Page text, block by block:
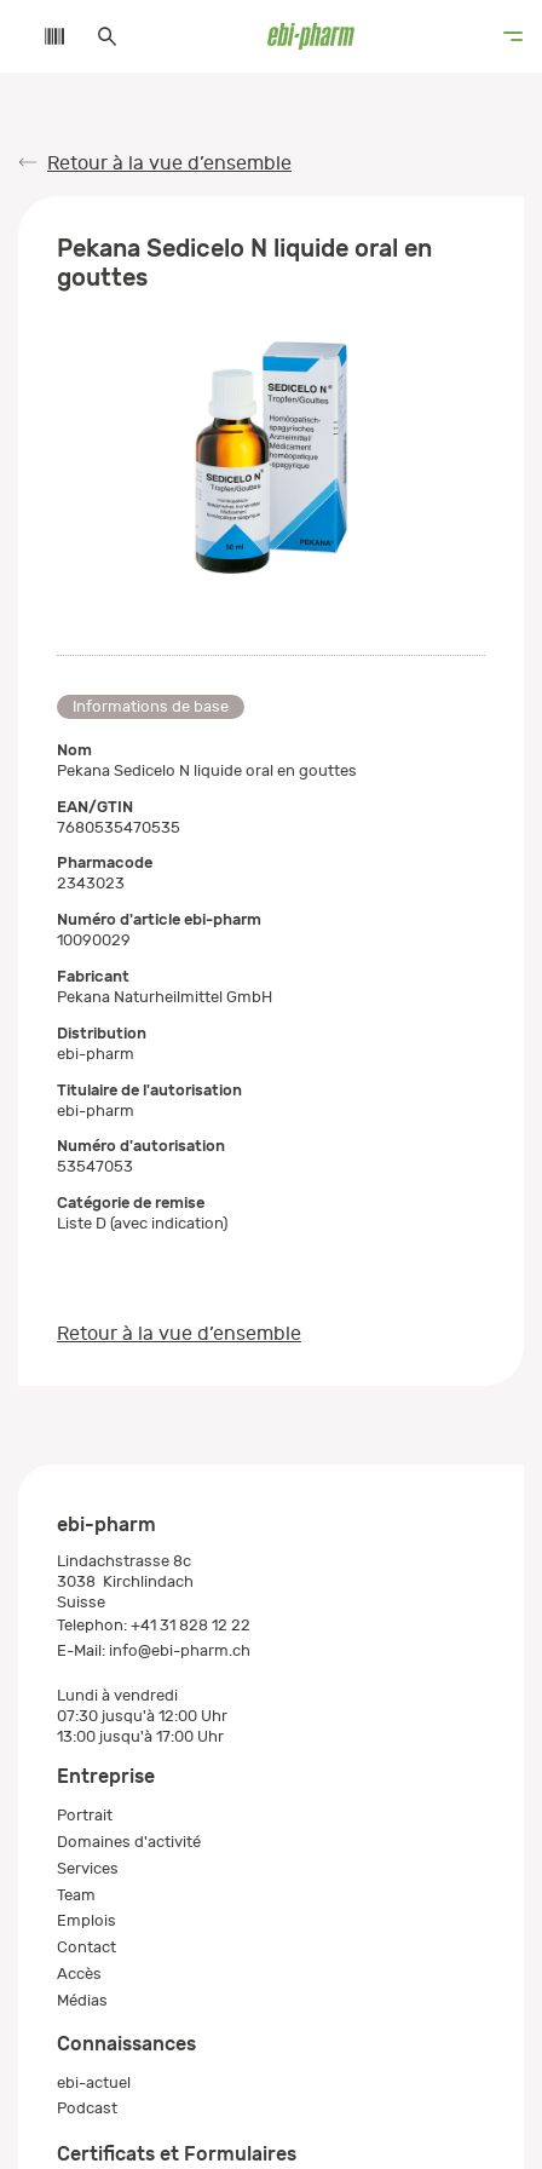
Retour à la vue d’ensemble
Pekana Sedicelo N liquide oral en
gouttes
Informations de base
Nom
Pekana Sedicelo N liquide oral en gouttes
EAN/GTIN
7680535470535
Pharmacode
2343023
Numéro d'article ebi-pharm
10090029
Fabricant
Pekana Naturheilmittel GmbH
Distribution
ebi-pharm
Titulaire de l'autorisation
ebi-pharm
Numéro d'autorisation
53547053
Catégorie de remise
Liste D (avec indication)
Retour à la vue d’ensemble
ebi-pharm
Lindachstrasse 8c
3038 Kirchlindach
Suisse
Telephon: +41 31 828 12 22
E-Mail: info@ebi-pharm.ch
Lundi à vendredi
07:30 jusqu'à 12:00 Uhr
13:00 jusqu'à 17:00 Uhr
Entreprise
Portrait
Domaines d'activité
Services
Team
Emplois
Contact
Accès
Médias
Connaissances
ebi-actuel
Podcast
Certificats et Formulaires